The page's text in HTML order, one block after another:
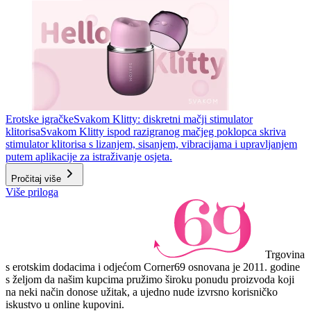
Erotske igračkeSvakom Klitty: diskretni mačji stimulator
klitorisaSvakom Klitty ispod razigranog mačjeg poklopca skriva
stimulator klitorisa s lizanjem, sisanjem, vibracijama i upravljanjem
putem aplikacije za istraživanje osjeta.
Pročitaj više
Više priloga
Trgovina
s erotskim dodacima i odjećom Corner69 osnovana je 2011. godine
s željom da našim kupcima pružimo široku ponudu proizvoda koji
na neki način donose užitak, a ujedno nude izvrsno korisničko
iskustvo u online kupovini.